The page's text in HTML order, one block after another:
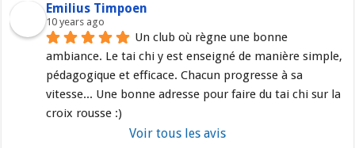
Emilius Timpoen
10 years ago
Un club où règne une bonne
ambiance. Le tai chi y est enseigné de manière simple,
pédagogique et efficace. Chacun progresse à sa
vitesse... Une bonne adresse pour faire du tai chi sur la
croix rousse :)
Voir tous les avis